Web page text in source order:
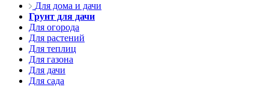
Для дома и дачи
Грунт для дачи
Для огорода
Для растений
Для теплиц
Для газона
Для дачи
Для сада